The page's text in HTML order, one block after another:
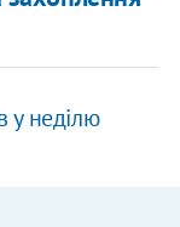
у неділю